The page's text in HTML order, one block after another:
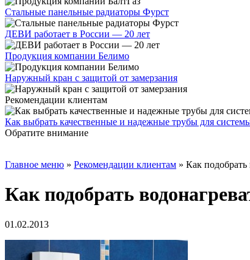
Стальные панельные радиаторы Фурст
ДЕВИ работает в России — 20 лет
Продукция компании Белимо
Наружный кран с защитой от замерзания
Рекомендации клиентам
Как выбрать качественные и надежные трубы для
Обратите внимание
Главное меню » Рекомендации клиентам » Как подобрать
Как подобрать
01.02.2013